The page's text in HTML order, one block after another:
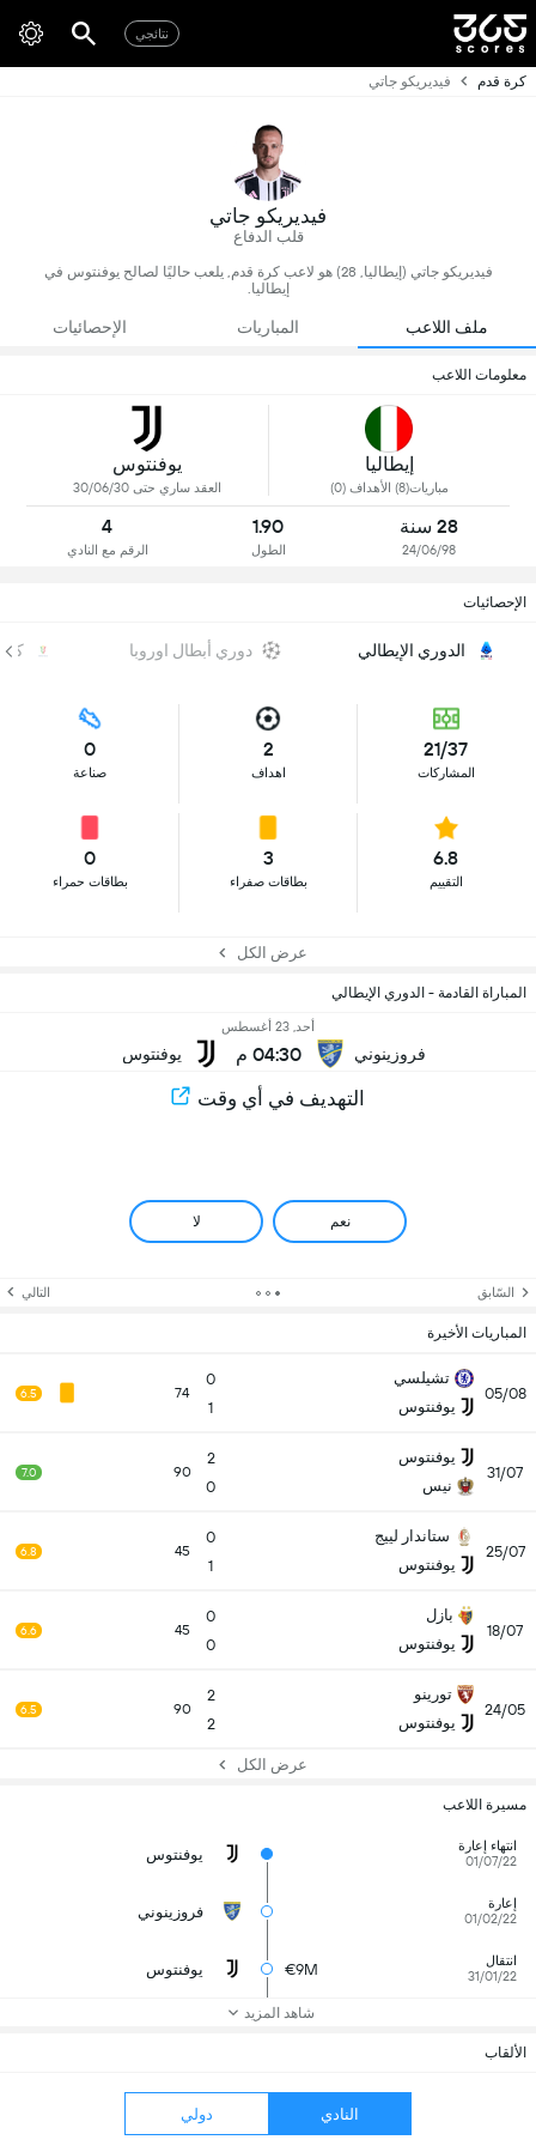
نتائجي
كرة قدم فيديريكو جاتي
فيديريكو جاتي
قلب الدفاع
فيديريكو جاتي (إيطاليا, 28) هو لاعب كرة قدم, يلعب حاليًا لصالح يوفنتوس في
إيطاليا.
ملف اللاعب المباريات الإحصائيات
معلومات اللاعب
إيطاليا
مباريات(8) الأهداف (0)
يوفنتوس
العقد ساري حتى 30/06/30
28 سنة
24/06/98
1.90
الطول
4
الرقم مع النادي
الإحصائيات
الدوري الإيطالي دوري أبطال اوروبا
21/37
المشاركات
2
اهداف
0
صناعة
6.8
التقييم
3
بطاقات صفراء
0
بطاقات حمراء
عرض الكل
المباراة القادمة - الدوري الإيطالي
فروزينوني
أحد, 23 أغسطس
04:30 م يوفنتوس
التهديف في أي وقت
نعم لا
السّابق التالي
المباريات الأخيرة
05/08
تشيلسي
يوفنتوس
0
1
74
6.5
31/07
يوفنتوس
نيس
2
0
90
7.0
25/07
ستاندار لييج
يوفنتوس
0
1
45
6.8
18/07
بازل
يوفنتوس
0
0
45
6.6
24/05
تورينو
يوفنتوس
2
2
90
6.5
عرض الكل
مسيرة اللاعب
انتهاء إعارة
01/07/22
يوفنتوس
إعارة
01/02/22
فروزينوني
انتقال
31/01/22
€9M يوفنتوس
شاهد المزيد
الألقاب
النادي دولي